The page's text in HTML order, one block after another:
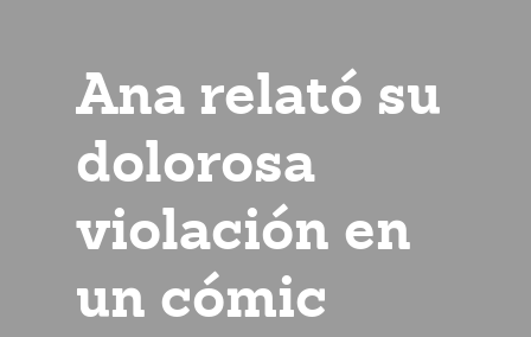
Ana relató su
dolorosa
violación en
un cómic